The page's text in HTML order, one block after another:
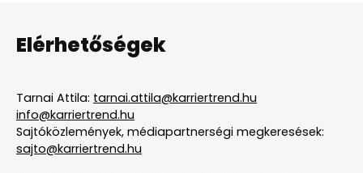
Elérhetőségek
Tarnai Attila: tarnai.attila@karriertrend.hu
info@karriertrend.hu
Sajtóközlemények, médiapartnerségi megkeresések:
sajto@karriertrend.hu